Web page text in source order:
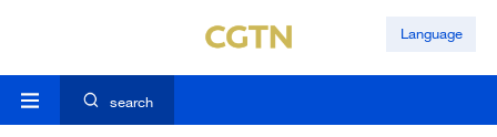
Language
search